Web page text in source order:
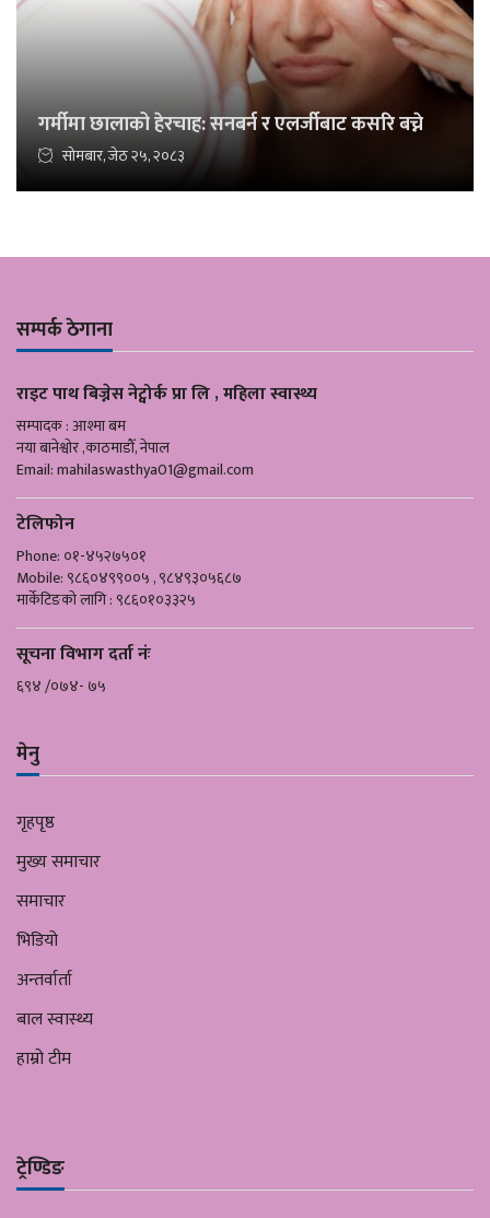
गर्मीमा छालाको हेरचाह: सनबर्न र एलर्जीबाट कसरि बच्ने
सोमबार, जेठ २५, २०८३
सम्पर्क ठेगाना
राइट पाथ बिज्नेस नेट्वोर्क प्रा लि , महिला स्वास्थ्य
सम्पादक : आश्मा बम
नया बानेश्वोर ,काठमाडौँ, नेपाल
Email:mahilaswasthya01@gmail.com
टेलिफोन
Phone: ०१-४५२७५०१
Mobile: ९८६०४९९००५ , ९८४९३०५६८७
मार्केटिङको लागि : ९८६०१०३३२५
सूचना विभाग दर्ता नंः
६९४ /०७४- ७५
मेनु
गृहपृष्ठ
मुख्य समाचार
समाचार
भिडियो
अन्तर्वार्ता
बाल स्वास्थ्य
हाम्रो टीम
ट्रेण्डिङ